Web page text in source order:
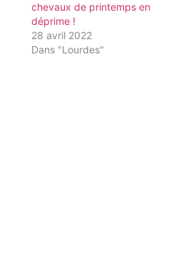
chevaux de printemps en
déprime !
28 avril 2022
Dans "Lourdes"